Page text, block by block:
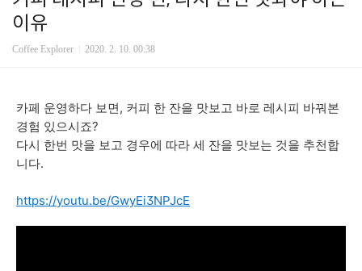
이유
Coffee Explorer 2020. 2. 10. 00:38
카페 운영하다 보면, 커피 한 잔을 맛보고 바로 레시피 바꿔본
경험 있으시죠?
다시 한번 맛을 보고 경우에 따라 세 잔을 맛보는 것을 추천합
니다.
https://youtu.be/GwyEi3NPJcE